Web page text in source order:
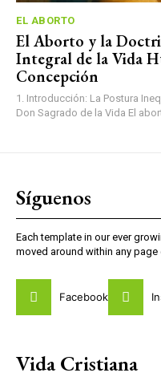
EL ABORTO
El Aborto y la
Integral de la Vida
Concepción
1. Introducción: La Postura
Don Sagrado de
Síguenos
Each template in our ever
moved around within any
Facebook
Vida Cristiana